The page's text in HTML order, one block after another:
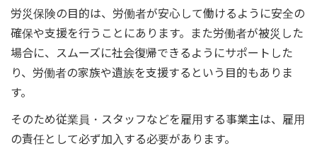
労災保険の目的は、労働者が安心して働けるように安全の
確保や支援を行うことにあります。また労働者が被災した
場合に、スムーズに社会復帰できるようにサポートした
り、労働者の家族や遺族を支援するという目的もありま
す。
そのため従業員・スタッフなどを雇用する事業主は、雇用
の責任として必ず加入する必要があります。